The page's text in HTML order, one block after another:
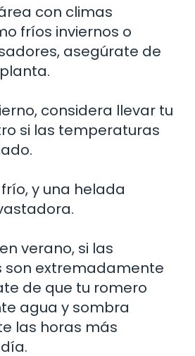
con climas
fríos inviernos o
asegúrate de
considera llevar tu
si las temperaturas
y una helada
verano, si las
extremadamente
de que tu romero
agua y sombra
las horas más